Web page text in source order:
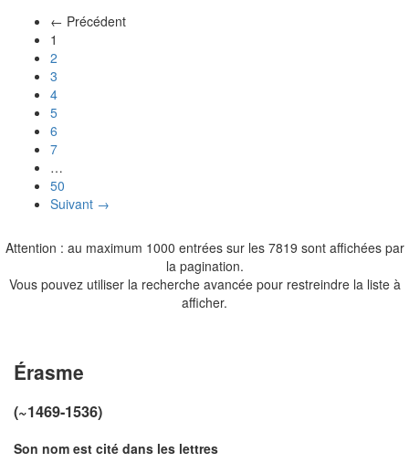
← Précédent
1
2
3
4
5
6
7
…
50
Suivant →
Attention : au maximum 1000 entrées sur les 7819 sont affichées par
la pagination.
Vous pouvez utiliser la recherche avancée pour restreindre la liste à
afficher.
Érasme
(~1469-1536)
Son nom est cité dans les lettres